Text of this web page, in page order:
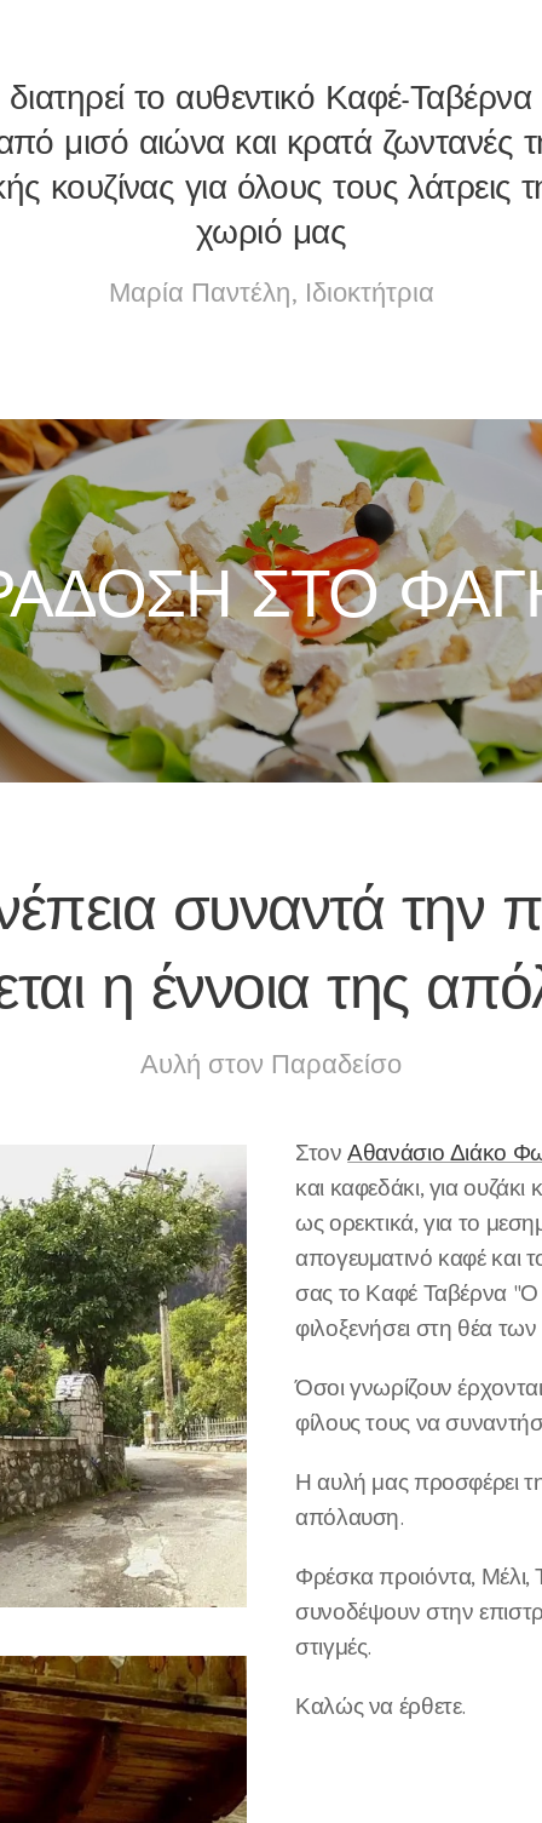
το αυθεντικό Καφέ-
μισό αιώνα και κρατά ζωντανές
κουζίνας για όλους τους
χωριό μας
Μαρία Παντέλη, Ιδιοκτήτρια
ΣΤΟ
συναντά την
η έννοια της
Αυλή στον Παραδείσο
ΣτονΑθανάσιο Διάκο
και καφεδάκι, για
ως ορεκτικά, για το
απογευματινό καφέ και
σας το Καφέ Ταβέρνα "Ο
φιλοξενήσει στη θέα
Όσοι γνωρίζουν
φίλους τους να
Η αυλή μας προσφέρει
απόλαυση.
Φρέσκα προιόντα, Μέλι,
συνοδέψουν στην
στιγμές.
Καλώς να έρθετε.